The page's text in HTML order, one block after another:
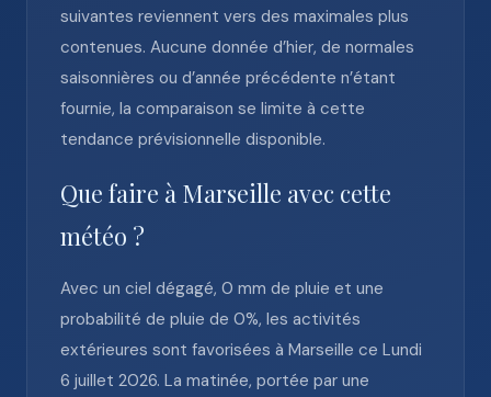
suivantes reviennent vers des maximales plus
contenues. Aucune donnée d’hier, de normales
saisonnières ou d’année précédente n’étant
fournie, la comparaison se limite à cette
tendance prévisionnelle disponible.
Que faire à Marseille avec cette
météo ?
Avec un ciel dégagé, 0 mm de pluie et une
probabilité de pluie de 0%, les activités
extérieures sont favorisées à Marseille ce Lundi
6 juillet 2026. La matinée, portée par une